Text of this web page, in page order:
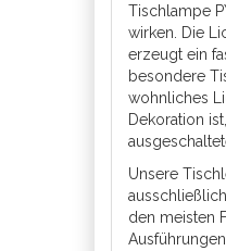
Tischlampe
wirken. Die
erzeugt ein
besondere
wohnliches
Dekoration
Unsere
den meisten